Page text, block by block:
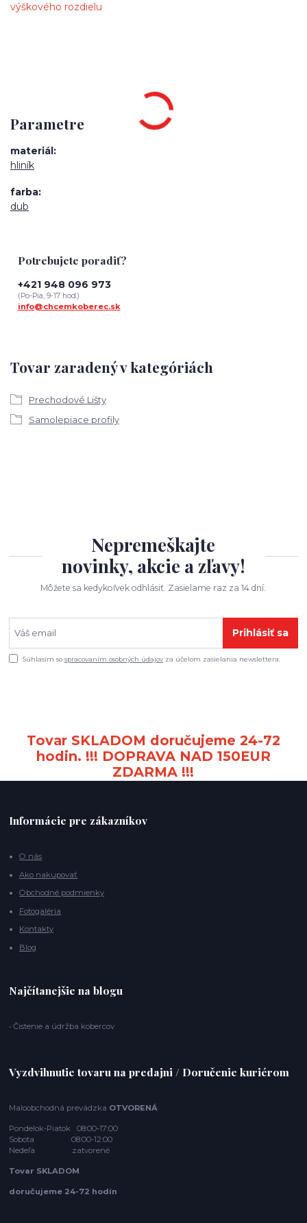
výškového rozdielu
Parametre
materiál
hliník
farba
dub
Tovar zaradený v kategóriách
Prechodové Lišty
Samolepiace profily
Potrebujete poradiť?
+421 948 096 973
(Po-Pia, 9-17 hod.)
info@chcemkoberec.sk
Nepremeškajte
novinky, akcie a zľavy!
Môžete sa kedykoľvek odhlásiť. Zasielame raz za 14 dní.
Prihlásiť sa
Súhlasím sospracovaním osobných údajov za účelom zasielania newslettera.
Tovar SKLADOM doručujeme 24-72
hodin. !!! DOPRAVA NAD 150EUR
ZDARMA !!!
Informácie pre zákazníkov
O nás
Ako nakupovať
Obchodné podmienky
Fotogaléria
Kontakty
Blog
Najčítanejšie na blogu
• Čistenie a údržba kobercov
Vyzdvihnutie tovaru na predajni / Doručenie kuriérom
Maloobchodná prevádzka OTVORENÁ
Pondelok-Piatok 08:00-17:00
Sobota 08:00-12:00
Nedeľa zatvorené
Tovar SKLADOM
doručujeme 24-72 hodín